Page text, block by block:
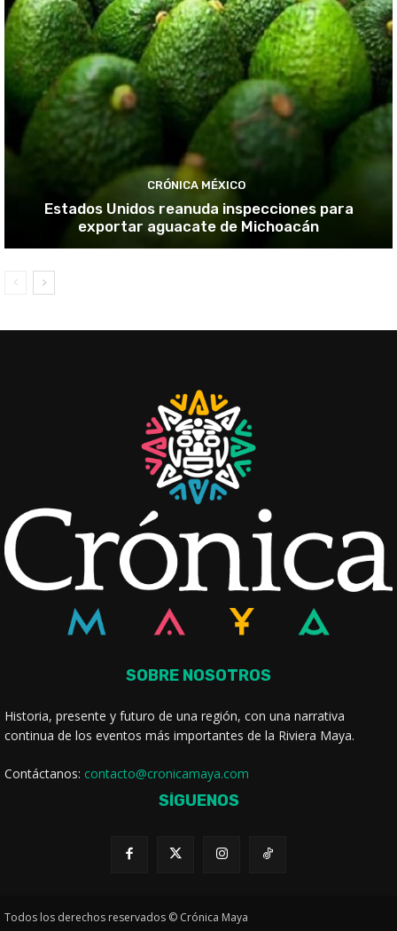
CRÓNICA MÉXICO
Estados Unidos reanuda inspecciones para
exportar aguacate de Michoacán
SOBRE NOSOTROS
Historia, presente y futuro de una región, con una narrativa
continua de los eventos más importantes de la Riviera Maya.
Contáctanos: contacto@cronicamaya.com
SÍGUENOS
Todos los derechos reservados © Crónica Maya